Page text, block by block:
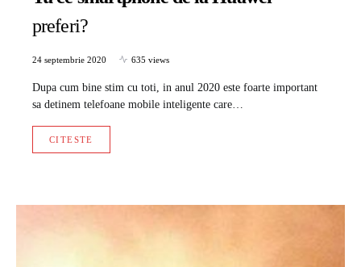
preferi?
24 septembrie 2020 635 views
Dupa cum bine stim cu toti, in anul 2020 este foarte important
sa detinem telefoane mobile inteligente care…
CITESTE